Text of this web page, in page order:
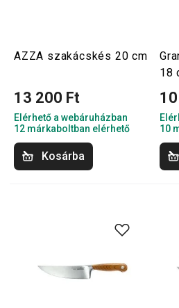
AZZA szakácskés 20 cm
13 200 Ft
Elérhető a webáruházban
12 márkaboltban elérhető
Kosárba
18
10